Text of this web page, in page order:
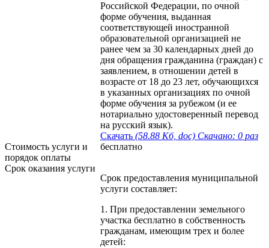
Российской Федерации, по очной
форме обучения, выданная
соответствующей иностранной
образовательной организацией не
ранее чем за 30 календарных дней до
дня обращения гражданина (граждан) с
заявлением, в отношении детей в
возрасте от 18 до 23 лет, обучающихся
в указанных организациях по очной
форме обучения за рубежом (и ее
нотариально удостоверенный перевод
на русский язык).
Скачать (58.88 Кб, doc) Скачано: 0 раз
Стоимость услуги и
порядок оплаты
бесплатно
Cрок оказания услуги
Срок предоставления муниципальной
услуги составляет:
1. При предоставлении земельного
участка бесплатно в собственность
гражданам, имеющим трех и более
детей: